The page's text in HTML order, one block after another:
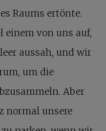
Raums ertönte.
einem von uns auf,
aussah, und wir
um die
Aber
normal unsere